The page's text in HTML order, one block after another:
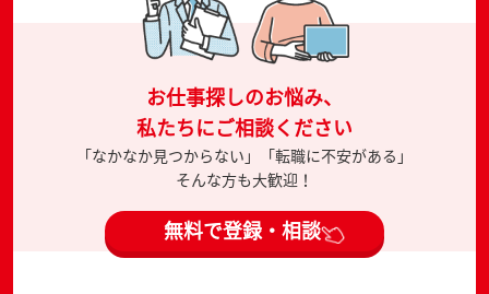
お仕事探しのお悩み、
私たちにご相談ください
「なかなか見つからない」「転職に不安がある」
そんな方も大歓迎！
無料で登録・相談